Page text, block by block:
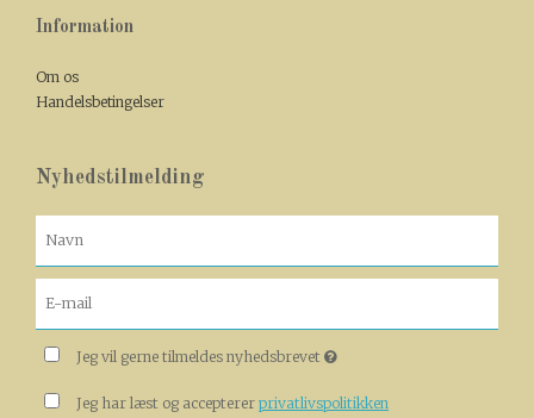
Information
Om os
Handelsbetingelser
Nyhedstilmelding
Jeg vil gerne tilmeldes nyhedsbrevet
Jeg har læst og acceptererprivatlivspolitikken